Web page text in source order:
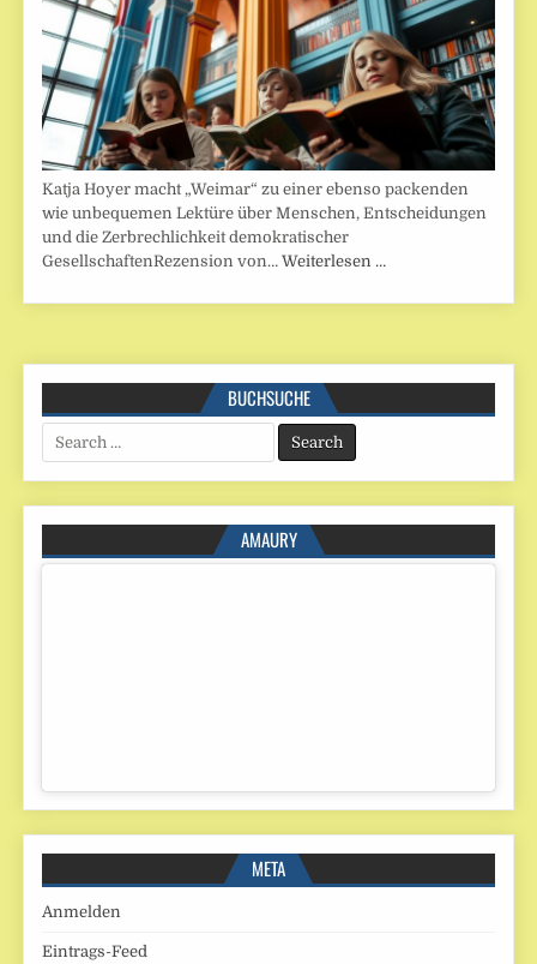
Katja Hoyer macht „Weimar“ zu einer ebenso packenden
wie unbequemen Lektüre über Menschen, Entscheidungen
und die Zerbrechlichkeit demokratischer
GesellschaftenRezension von…Weiterlesen …
BUCHSUCHE
Search
for:
AMAURY
META
Anmelden
Eintrags-Feed